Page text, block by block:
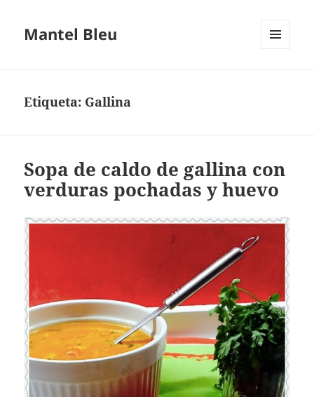
Mantel Bleu
Etiqueta: Gallina
Sopa de caldo de gallina con
verduras pochadas y huevo